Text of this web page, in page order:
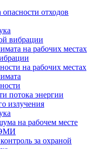
отходов
вибрации
на рабочих местах
на рабочих местах
потока энергии
излучения
на рабочем месте
ЭМИ
за охраной